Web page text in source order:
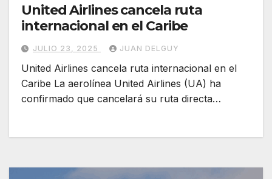
United Airlines cancela ruta
internacional en el Caribe
JULIO 23, 2025 JUAN DELGUY
United Airlines cancela ruta internacional en el
Caribe La aerolínea United Airlines (UA) ha
confirmado que cancelará su ruta directa…